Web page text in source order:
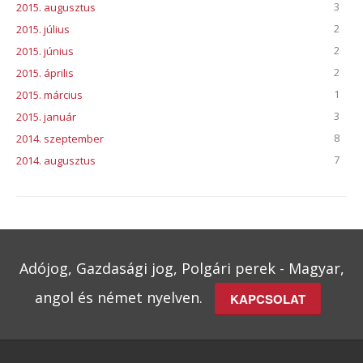
2015. augusztus
3
2015. július
2
2015. június
2
2015. április
2
2015. március
1
2015. január
3
2014. szeptember
8
2014. augusztus
7
Adójog, Gazdasági jog, Polgári perek - Magyar,
angol és német nyelven.
KAPCSOLAT